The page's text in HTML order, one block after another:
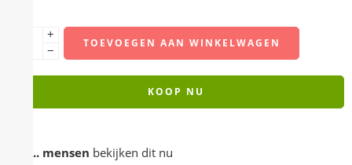
+
−
TOEVOEGEN AAN WINKELWAGEN
KOOP NU
... mensen bekijken dit nu